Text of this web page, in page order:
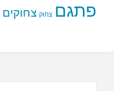
פתגם צחוק צחוקים